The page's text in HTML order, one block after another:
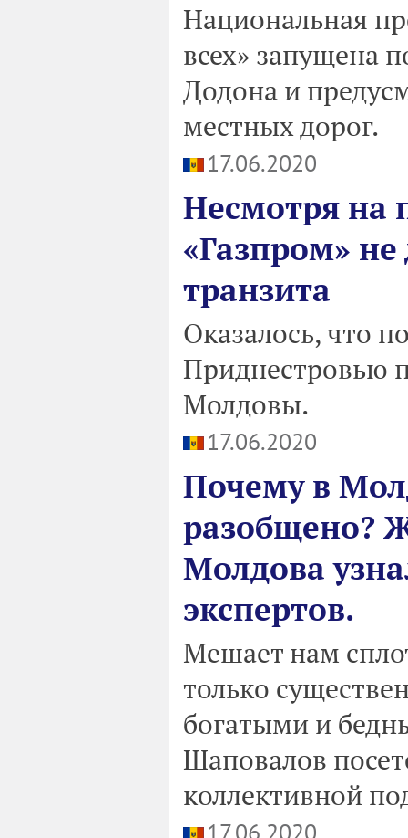
Национальная
всех» запущена
Додона и
местных дорог.
17.06.2020
Несмотря на
«Газпром»
транзита
Оказалось, что
Приднестровью
Молдовы.
17.06.2020
Почему в
разобщено?
Молдова
экспертов.
Мешает нам
только
богатыми и
Шаповалов
коллективной